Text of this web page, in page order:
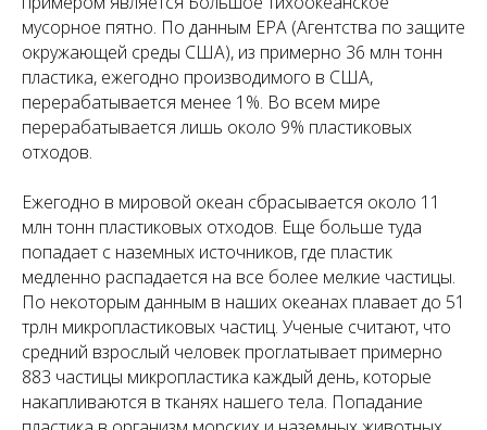
мусорное пятно. По данным EPA (Агентства по защите
окружающей среды США), из примерно 36 млн тонн
пластика, ежегодно производимого в США,
перерабатывается менее 1%. Во всем мире
перерабатывается лишь около 9% пластиковых
отходов.
Ежегодно в мировой океан сбрасывается около 11
млн тонн пластиковых отходов. Еще больше туда
попадает с наземных источников, где пластик
медленно распадается на все более мелкие частицы.
По некоторым данным в наших океанах плавает до 51
трлн микропластиковых частиц. Ученые считают, что
средний взрослый человек проглатывает примерно
883 частицы микропластика каждый день, которые
накапливаются в тканях нашего тела. Попадание